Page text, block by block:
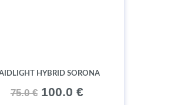
HYBRID SORONA
75.0 €100.0 €